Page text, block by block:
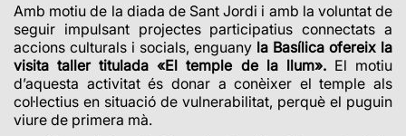
Amb motiu de la diada de Sant Jordi i amb la voluntat de
seguir impulsant projectes participatius connectats a
accions culturals i socials, enguany la Basílica ofereix la
visita taller titulada «El temple de la llum».El motiu
d’aquesta activitat és donar a conèixer el temple als
col·lectius en situació de vulnerabilitat, perquè el puguin
viure de primera mà.